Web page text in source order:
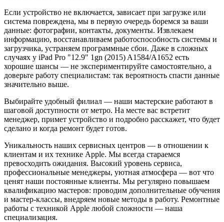
Если устройство не включается, зависает при загрузке или
система повреждена, мы в первую очередь боремся за ваши
данные: фотографии, контакты, документы. Извлекаем
информацию, восстанавливаем работоспособность системы и
загрузчика, устраняем программные сбои. Даже в сложных
случаях у iPad Pro "12.9" 1gn (2015) A1584/A1652 есть
хорошие шансы — не экспериментируйте самостоятельно, а
доверьте работу специалистам: так вероятность спасти данные
значительно выше.
Выбирайте удобный филиал — наши мастерские работают в
шаговой доступности от метро. На месте вас встретит
менеджер, примет устройство и подробно расскажет, что будет
сделано и когда ремонт будет готов.
Уникальность наших сервисных центров — в отношении к
клиентам и их технике Apple. Мы всегда стараемся
превосходить ожидания. Высокий уровень сервиса,
профессиональные менеджеры, уютная атмосфера — вот что
ценят наши постоянные клиенты. Мы регулярно повышаем
квалификацию мастеров: проводим дополнительные обучения
и мастер-классы, внедряем новые методы в работу. Ремонтные
работы с техникой Apple любой сложности — наша
специализация.